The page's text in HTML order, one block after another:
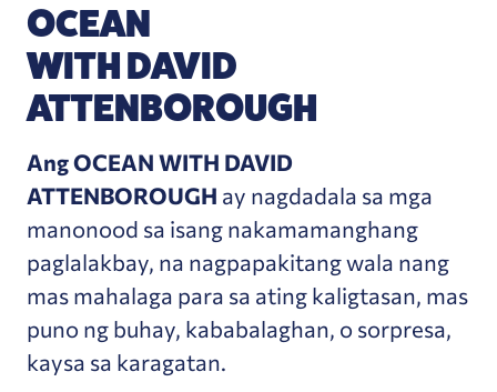
OCEAN
WITH DAVID
ATTENBOROUGH
Ang OCEAN WITH DAVID
ATTENBOROUGH ay nagdadala sa mga
manonood sa isang nakamamanghang
paglalakbay, na nagpapakitang wala nang
mas mahalaga para sa ating kaligtasan, mas
puno ng buhay, kababalaghan, o sorpresa,
kaysa sa karagatan.